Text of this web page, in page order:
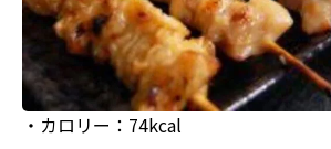
・カロリー：74kcal